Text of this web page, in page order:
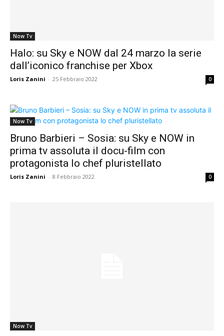
Now Tv
Halo: su Sky e NOW dal 24 marzo la serie
dall’iconico franchise per Xbox
Loris Zanini - 25 Febbraio 2022 0
Now Tv
Bruno Barbieri – Sosia: su Sky e NOW in
prima tv assoluta il docu-film con
protagonista lo chef pluristellato
Loris Zanini - 8 Febbraio 2022 0
Now Tv